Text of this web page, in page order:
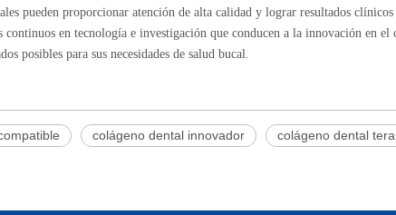
pueden proporcionar atención de alta calidad y lograr resultados
en tecnología e investigación que conducen a la innovación en
posibles para sus necesidades de salud bucal.
colágeno dental innovador colágeno dental